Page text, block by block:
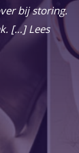
bij storing.​
[…] Lees